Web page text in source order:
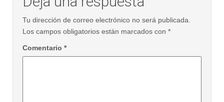
Tu dirección de correo electrónico no será publicada.
Los campos obligatorios están marcados con *
Comentario *